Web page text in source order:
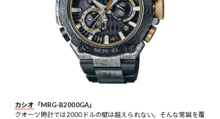
カシオ 「MRG-B2000GA」
クオーツ時計では2000ドルの壁は越えられない。そんな常識を覆